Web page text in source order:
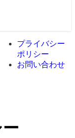
プライバシー
ポリシー
お問い合わせ